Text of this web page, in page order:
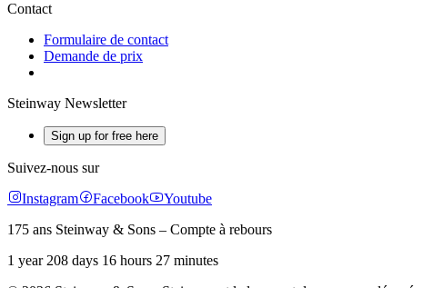
Contact
Formulaire de contact
Demande de prix
Steinway Newsletter
Sign up for free here
Suivez-nous sur
Instagram
Facebook
Youtube
175 ans Steinway & Sons – Compte à rebours
1 year 208 days 16 hours 27 minutes